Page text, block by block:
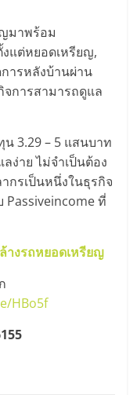
มาพร้อม
แต่หยอดเหรียญ,
การหลังบ้านผ่าน
การสามารถดูแล
3.29 – 5 แสนบาท
ง่าย ไม่จำเป็นต้อง
กรเป็นหนึ่งในธุรกิจ
ที่
างรถหยอดเหรียญ
HBo5f